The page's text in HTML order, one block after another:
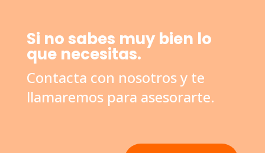
Si no sabes muy bien lo
que necesitas.
Contacta con nosotros y te
llamaremos para asesorarte.